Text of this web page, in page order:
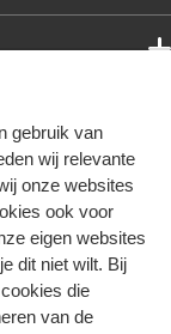
gebruik van
wij relevante
onze websites
ook voor
eigen websites
dit niet wilt. Bij
die
van de